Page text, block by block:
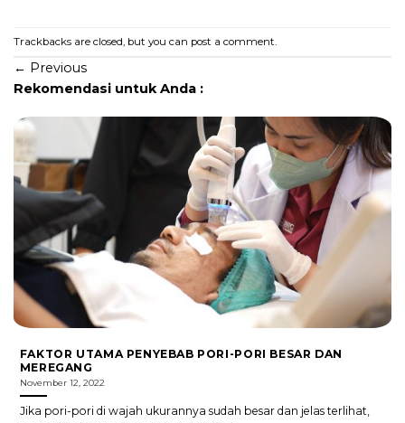
Trackbacks are closed, but you can post a comment.
← Previous
Rekomendasi untuk Anda :
FAKTOR UTAMA PENYEBAB PORI-PORI BESAR DAN
MEREGANG
November 12, 2022
Jika pori-pori di wajah ukurannya sudah besar dan jelas terlihat,